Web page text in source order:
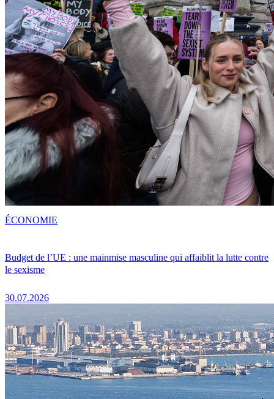
Budget de l’UE : une mainmise masculine qui affaiblit la lutte contre
le sexisme
30.07.2026
ÉCONOMIE